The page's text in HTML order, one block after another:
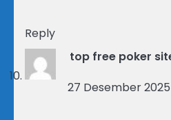
Reply
top free poker
27 Desember